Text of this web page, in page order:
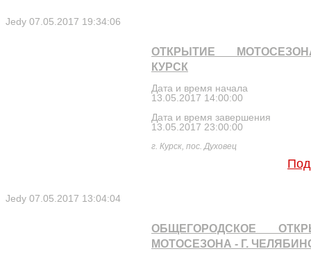
Jedy 07.05.2017 19:34:06
ОТКРЫТИЕ
КУРСК
Дата и время начала
13.05.2017 14:00:00
Дата и время завершения
13.05.2017 23:00:00
г. Курск, пос. Духовец
Jedy 07.05.2017 13:04:04
ОБЩЕГОРОДСКОЕ
МОТОСЕЗОНА - Г.